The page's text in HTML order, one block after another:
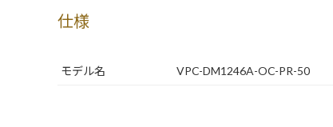
仕様
モデル名 VPC-DM1246A-OC-PR-50